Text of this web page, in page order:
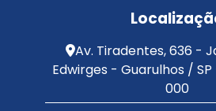
Av. Tiradentes, 636 -
Edwirges - Guarulhos /
000